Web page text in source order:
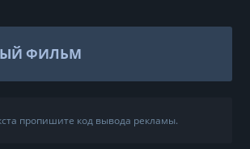
ФИЛЬМ
пропишите код вывода рекламы.